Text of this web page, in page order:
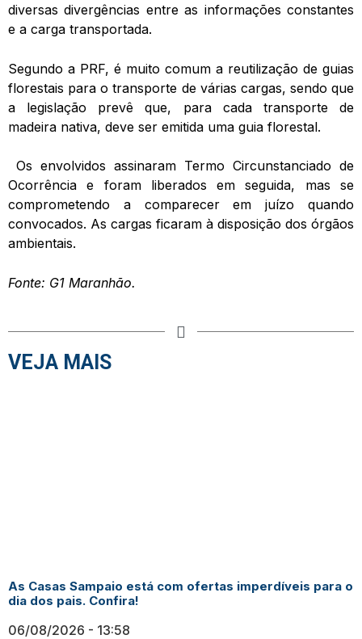
diversas divergências entre as informações constantes
e a carga transportada.
Segundo a PRF, é muito comum a reutilização de guias
florestais para o transporte de várias cargas, sendo que
a legislação prevê que, para cada transporte de
madeira nativa, deve ser emitida uma guia florestal.
Os envolvidos assinaram Termo Circunstanciado de
Ocorrência e foram liberados em seguida, mas se
comprometendo a comparecer em juízo quando
convocados. As cargas ficaram à disposição dos órgãos
ambientais.
Fonte: G1 Maranhão.
VEJA MAIS
As Casas Sampaio está com ofertas imperdíveis para o
dia dos pais. Confira!
06/08/2026 13:58